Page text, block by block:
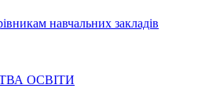
навчальних закладів
ОСВІТИ